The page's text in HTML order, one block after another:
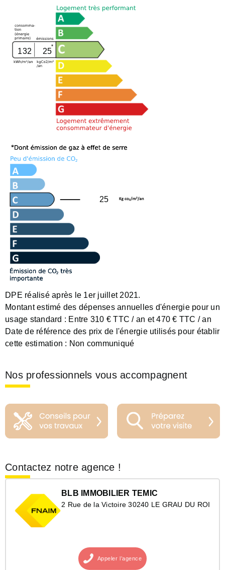
132 25
25
DPE réalisé après le 1er juillet 2021.
Montant estimé des dépenses annuelles d'énergie pour un
usage standard : Entre 310 € TTC / an et 470 € TTC / an
Date de référence des prix de l'énergie utilisés pour établir
cette estimation : Non communiqué
Nos professionnels vous accompagnent
Contactez notre agence !
BLB IMMOBILIER TEMIC
2 Rue de la Victoire 30240 LE GRAU DU ROI
Appeler l’agence